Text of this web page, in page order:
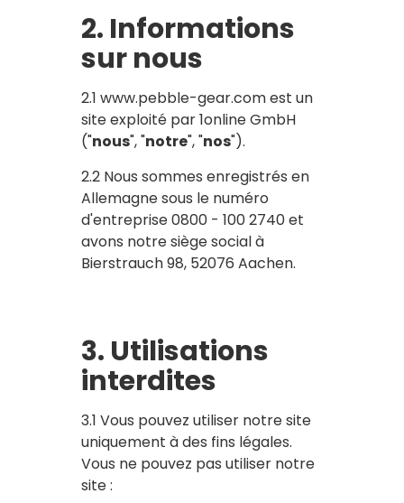
2. Informations
sur nous
2.1 www.pebble-gear.com est un
site exploité par 1online GmbH
("nous", "notre", "nos").
2.2 Nous sommes enregistrés en
Allemagne sous le numéro
d'entreprise 0800 - 100 2740 et
avons notre siège social à
Bierstrauch 98, 52076 Aachen.
3. Utilisations
interdites
3.1 Vous pouvez utiliser notre site
uniquement à des fins légales.
Vous ne pouvez pas utiliser notre
site :